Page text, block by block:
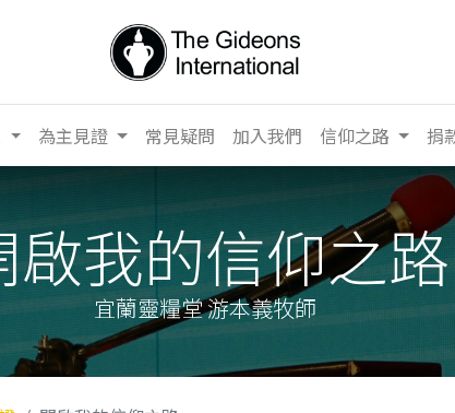
為主見證 常見疑問 加入我們 信仰之路 捐
啟我的信仰之路
宜蘭靈糧堂 游本義牧師